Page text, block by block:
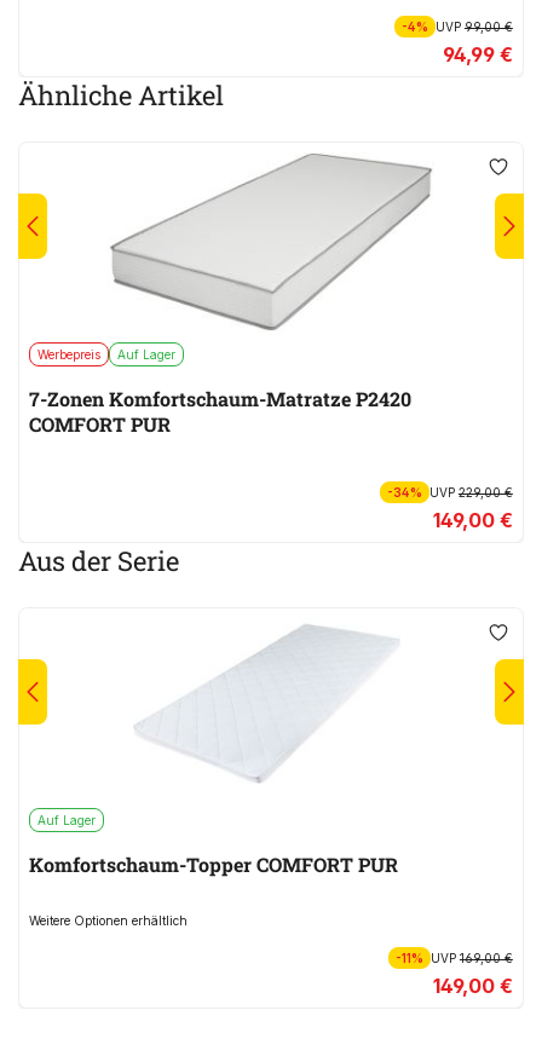
-4% UVP99,00 €
94,99 €
Ähnliche Artikel
Werbepreis Auf Lager
7-Zonen Komfortschaum-Matratze P2420
COMFORT PUR
-34% UVP229,00 €
149,00 €
Aus der Serie
Auf Lager
Komfortschaum-Topper COMFORT PUR
Weitere Optionen erhältlich
-11% UVP169,00 €
149,00 €